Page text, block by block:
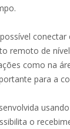
conectar
remoto de
como na
para a
o